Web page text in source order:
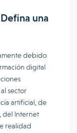
una
debido
digital
sector
artificial, de
del Internet
realidad